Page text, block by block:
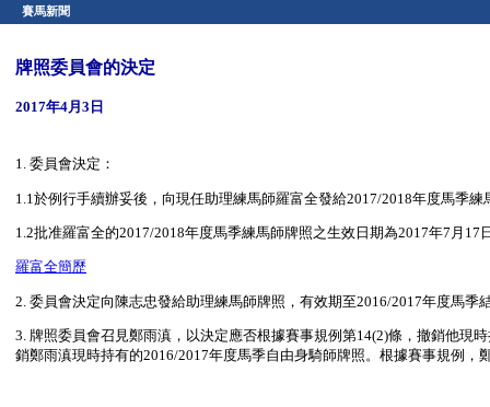
賽馬新聞
牌照委員會的決定
2017年4月3日
1. 委員會決定：
1.1於例行手續辦妥後，向現任助理練馬師羅富全發給2017/2018年度馬季
1.2批准羅富全的2017/2018年度馬季練馬師牌照之生效日期為2017年7月
羅富全簡歷
2. 委員會決定向陳志忠發給助理練馬師牌照，有效期至2016/2017年度馬
3. 牌照委員會召見鄭雨滇，以決定應否根據賽事規例第14(2)條，撤銷他現
銷鄭雨滇現時持有的2016/2017年度馬季自由身騎師牌照。根據賽事規例